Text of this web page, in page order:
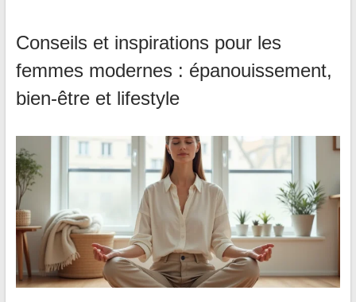
Conseils et inspirations pour les
femmes modernes : épanouissement,
bien-être et lifestyle